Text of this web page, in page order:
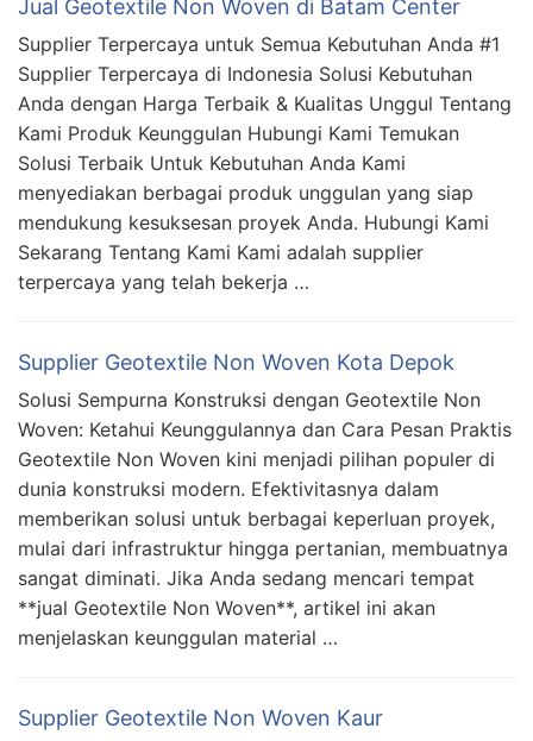
Jual Geotextile Non Woven di Batam Center
Supplier Terpercaya untuk Semua Kebutuhan Anda #1
Supplier Terpercaya di Indonesia Solusi Kebutuhan
Anda dengan Harga Terbaik & Kualitas Unggul Tentang
Kami Produk Keunggulan Hubungi Kami Temukan
Solusi Terbaik Untuk Kebutuhan Anda Kami
menyediakan berbagai produk unggulan yang siap
mendukung kesuksesan proyek Anda. Hubungi Kami
Sekarang Tentang Kami Kami adalah supplier
terpercaya yang telah bekerja …
Supplier Geotextile Non Woven Kota Depok
Solusi Sempurna Konstruksi dengan Geotextile Non
Woven: Ketahui Keunggulannya dan Cara Pesan Praktis
Geotextile Non Woven kini menjadi pilihan populer di
dunia konstruksi modern. Efektivitasnya dalam
memberikan solusi untuk berbagai keperluan proyek,
mulai dari infrastruktur hingga pertanian, membuatnya
sangat diminati. Jika Anda sedang mencari tempat
**jual Geotextile Non Woven**, artikel ini akan
menjelaskan keunggulan material …
Supplier Geotextile Non Woven Kaur